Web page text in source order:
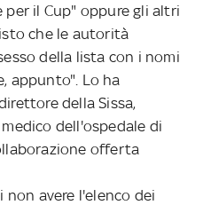
per il Cup" oppure gli altri
che le autorità
della lista con i nomi
appunto". Lo ha
della Sissa,
dell'ospedale di
offerta
avere l'elenco dei